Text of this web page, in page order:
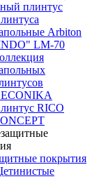
плинтус
Arbiton
LM-70
RICO
покрытия